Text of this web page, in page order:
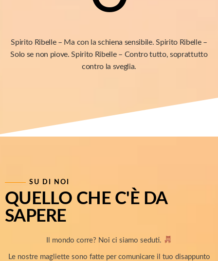
Spirito Ribelle – Ma con la schiena sensibile. Spirito Ribelle –
Solo se non piove. Spirito Ribelle – Contro tutto, soprattutto
contro la sveglia.
SU DI NOI
QUELLO CHE C'È DA
SAPERE
Il mondo corre? Noi ci siamo seduti.
Le nostre magliette sono fatte per comunicare il tuo disappunto